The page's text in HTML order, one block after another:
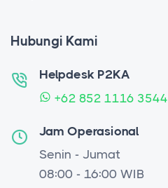
Hubungi Kami
Helpdesk P2KA
+62 852 1116 3544
Jam Operasional
Senin - Jumat
08:00 - 16:00 WIB